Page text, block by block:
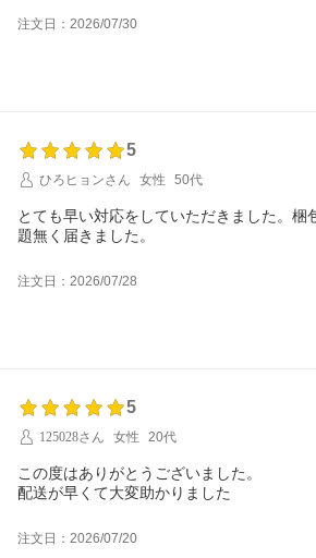
注文日：2026/07/30
5
ひろヒョンさん
女性 50代
とても早い対応をしていただきました。梱
題無く届きました。
注文日：2026/07/28
5
125028さん
女性 20代
この度はありがとうございました。
配送が早くて大変助かりました
注文日：2026/07/20